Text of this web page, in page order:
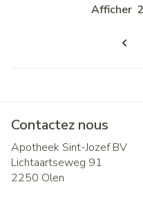
Afficher
Contactez nous
Apotheek Sint-Jozef BV
Lichtaartseweg 91
2250 Olen